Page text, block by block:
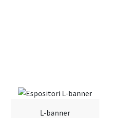
L-banner